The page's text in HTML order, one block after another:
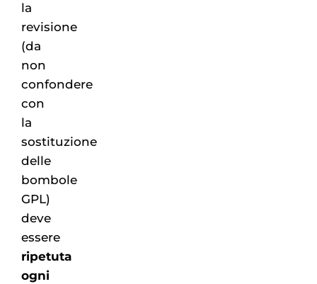
la
revisione
(da
non
confondere
con
la
sostituzione
delle
bombole
GPL)
deve
essere
ripetuta
ogni